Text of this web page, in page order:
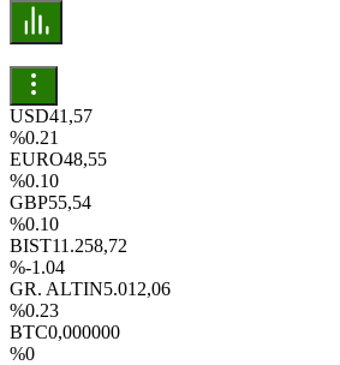
USD41,57
%0.21
EURO48,55
%0.10
GBP55,54
%0.10
BIST11.258,72
%-1.04
GR. ALTIN5.012,06
%0.23
BTC0,000000
%0